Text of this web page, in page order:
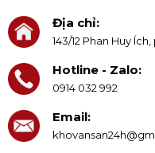
Địa chỉ:
143/12 Phan Huy
Hotline - Zalo:
0914 032 992
Email: